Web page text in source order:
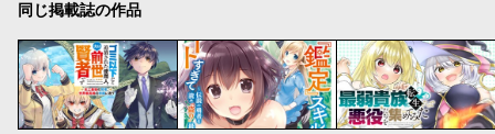
同じ掲載誌の作品